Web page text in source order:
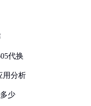
代换
用分析
少